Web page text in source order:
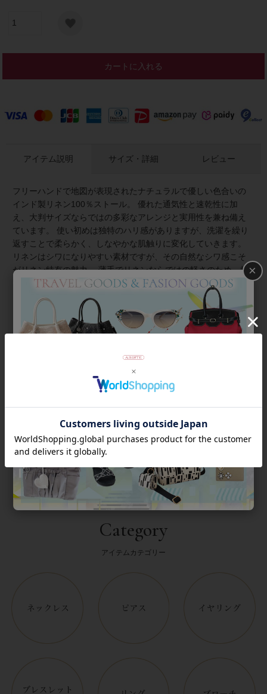
カートに入れる
アイテム説明
フリーハンドで地図が表現されたナチュラルで優しい色合いの
インド製リネン100％ストール。 優れた通気性と速乾性に加
え、大判サイズならではの多彩なアレンジと実用性を兼ね備え
ています。 使い初めは独特のハリ感がありますが、洗濯を繰り
返すことで柔らかく、しなやかな肌触りに変化していきます。
リネンはシワになりやすい素材ですが、その自然なシワ感こそ
がリネン特有の魅力。 薄手でリネンならではの軽さのため、持
ち運びにも適しています。外出時に小さく畳んでバッグに入れ
て持ち運ぶことも可能。屋内外の温度差が激しい季節には、バ
ッグからさっと取り出して肩に羽織るだけで、冷えや日差しを
ガードできます。
サイズ・詳細 レビュー
Category
アイテムカテゴリー
×